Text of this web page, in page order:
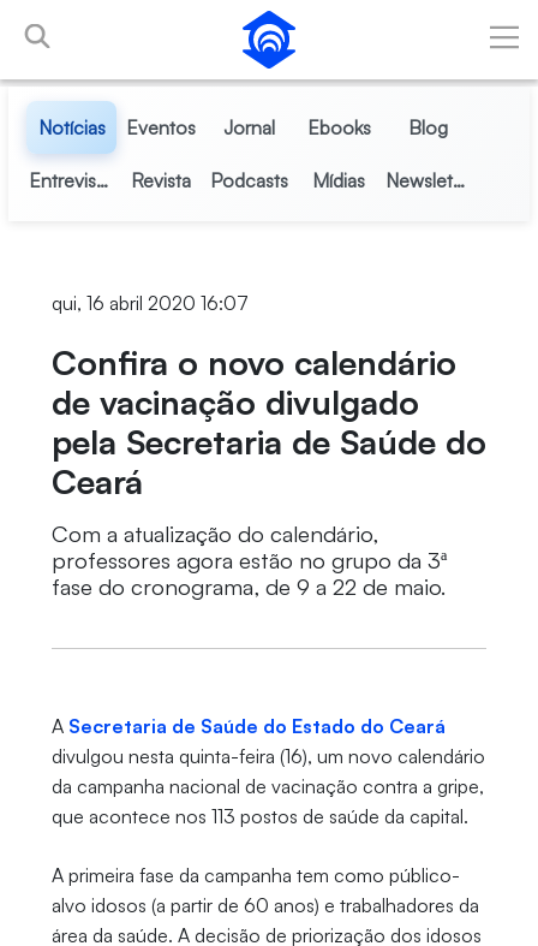
Pular para o Conteúdo principal
Notícias Eventos Jornal Ebooks Blog
Entrevistas Revista Podcasts Mídias Newsletter
qui, 16 abril 2020 16:07
Confira o novo calendário
de vacinação divulgado
pela Secretaria de Saúde do
Ceará
Com a atualização do calendário,
professores agora estão no grupo da 3ª
fase do cronograma, de 9 a 22 de maio.
A Secretaria de Saúde do Estado do Ceará
divulgou nesta quinta-feira (16), um novo calendário
da campanha nacional de vacinação contra a gripe,
que acontece nos 113 postos de saúde da capital.
A primeira fase da campanha tem como público-
alvo idosos (a partir de 60 anos) e trabalhadores da
área da saúde. A decisão de priorização dos idosos